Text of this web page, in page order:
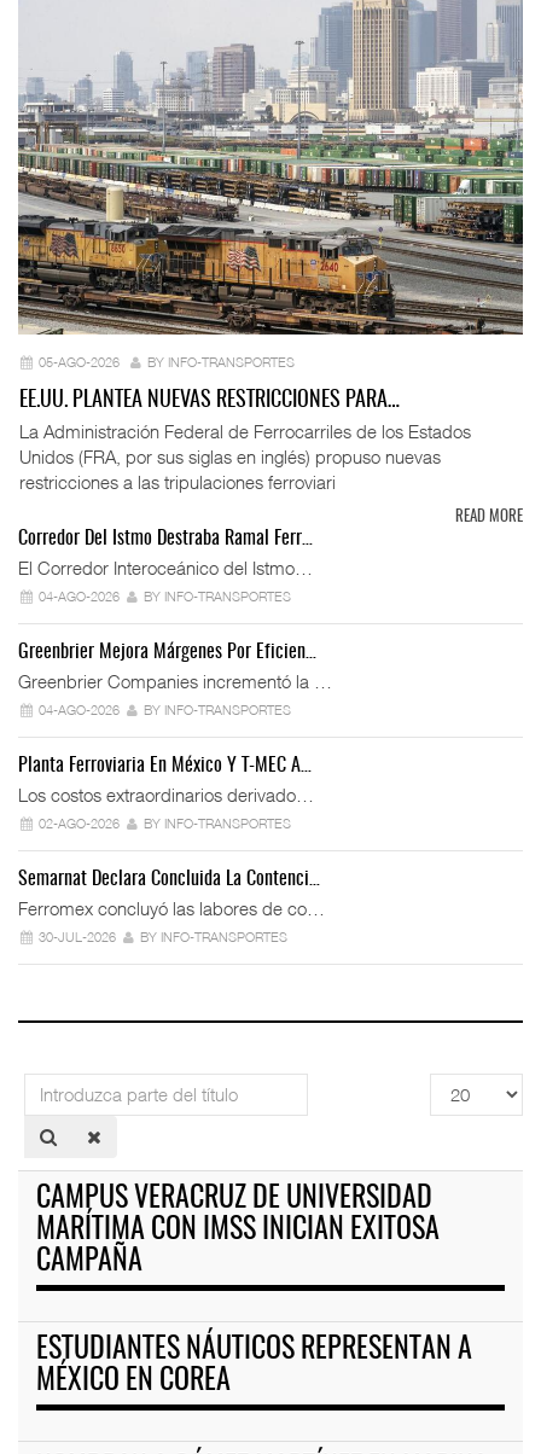
05-AGO-2026 BY INFO-TRANSPORTES
EE.UU. PLANTEA NUEVAS RESTRICCIONES PARA…
La Administración Federal de Ferrocarriles de los Estados
Unidos (FRA, por sus siglas en inglés) propuso nuevas
restricciones a las tripulaciones ferroviari
READ MORE
Corredor Del Istmo Destraba Ramal Ferr…
El Corredor Interoceánico del Istmo…
04-AGO-2026 BY INFO-TRANSPORTES
Greenbrier Mejora Márgenes Por Eficien…
Greenbrier Companies incrementó la …
04-AGO-2026 BY INFO-TRANSPORTES
Planta Ferroviaria En México Y T-MEC A…
Los costos extraordinarios derivado…
02-AGO-2026 BY INFO-TRANSPORTES
Semarnat Declara Concluida La Contenci…
Ferromex concluyó las labores de co…
30-JUL-2026 BY INFO-TRANSPORTES
Introduzca
parte
del
Cantidad
a
CAMPUS VERACRUZ DE UNIVERSIDAD
MARÍTIMA CON IMSS INICIAN EXITOSA
CAMPAÑA
ESTUDIANTES NÁUTICOS REPRESENTAN A
MÉXICO EN COREA